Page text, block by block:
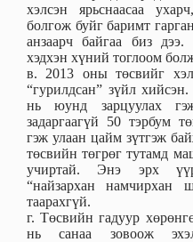
хэлсэн ярьснаасаа
болгож буйг баримт
анзаарч байгаа биз
хэдхэн хүний тоглоом
в. 2013 оны төсвийг
“гурилдсан” зүйл
нь юунд зарцуулах
задаргаагүй 50 тэрбум
гэж улаан цайм зүтгэж
төсвийн төгрөг тутамд
учиртай. Энэ эрх
“найзархан
таарахгүй.
г. Төсвийн гадуур
нь санаа зовоож